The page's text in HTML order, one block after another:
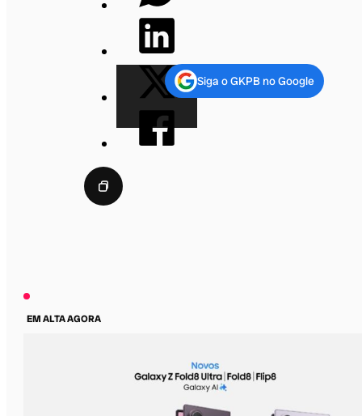
Siga o GKPB no Google
EM ALTA AGORA